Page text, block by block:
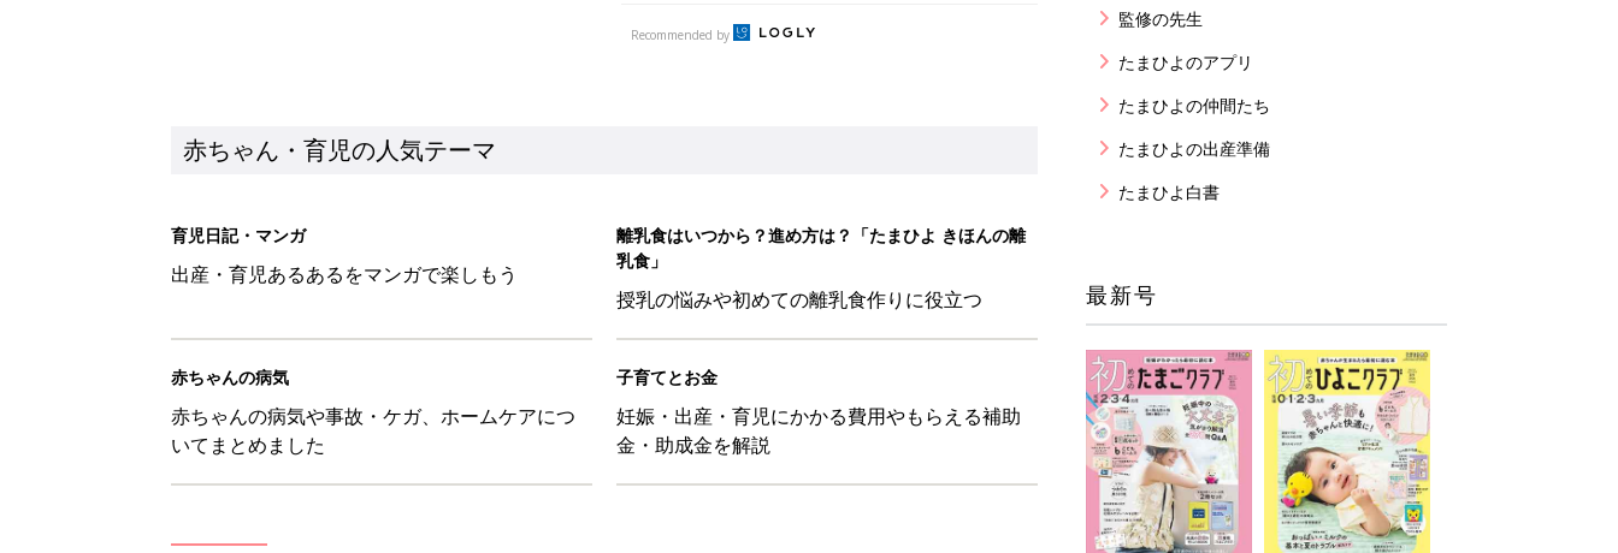
妊娠・出産・育児にかかる費用やもらえる補助
金・助成金を解説
8月7日生まれはこんな人 365日のお誕生日占い【鏡リュウジ監修】
赤ちゃん・育児
あなたの「服を捨てるマイルール」、間違っているかも？「思い出があって捨てられない」に収納
赤ちゃん・育児
セリア「かわいくて機能性も◎」「110円でこのクオリティ」超優秀！トラベルグッズ4選
監修の先生
たまひよのアプリ
たまひよの仲間たち
たまひよの出産準備
たまひよ白書
最新号